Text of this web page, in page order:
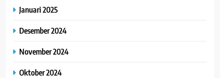
Januari 2025
Desember 2024
November 2024
Oktober 2024